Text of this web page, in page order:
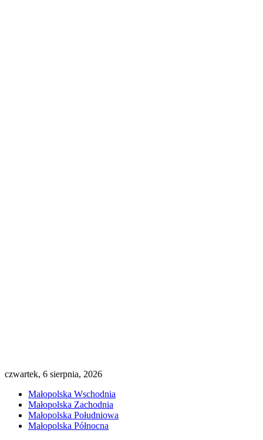
czwartek, 6 sierpnia, 2026
Małopolska Wschodnia
Małopolska Zachodnia
Małopolska Południowa
Małopolska Północna